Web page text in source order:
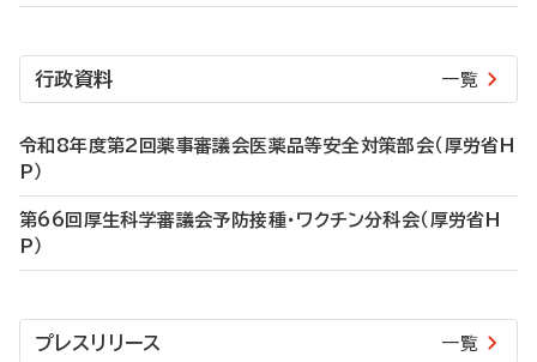
行政資料 一覧
令和8年度第2回薬事審議会医薬品等安全対策部会（厚労省H
P）
第66回厚生科学審議会予防接種・ワクチン分科会（厚労省H
P）
プレスリリース 一覧